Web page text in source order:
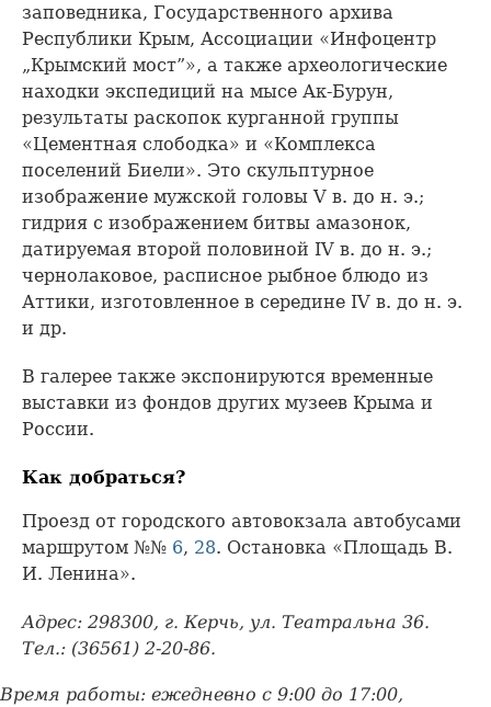
заповедника, Государственного архива
Республики Крым, Ассоциации «Инфоцентр
„Крымский мост”», а также археологические
находки экспедиций на мысе Ак-Бурун,
результаты раскопок курганной группы
«Цементная слободка» и «Комплекса
поселений Биели». Это скульптурное
изображение мужской головы V в. до н. э.;
гидрия с изображением битвы амазонок,
датируемая второй половиной IV в. до н. э.;
чернолаковое, расписное рыбное блюдо из
Аттики, изготовленное в середине IV в. до н. э.
и др.
В галерее также экспонируются временные
выставки из фондов других музеев Крыма и
России.
Как добраться?
Проезд от городского автовокзала автобусами
маршрутом №№ 6, 28. Остановка «Площадь В.
И. Ленина».
Адрес: 298300, г. Керчь, ул. Театральна 36.
Тел.: (36561) 2-20-86.
Время работы: ежедневно с 9:00 до 17:00,